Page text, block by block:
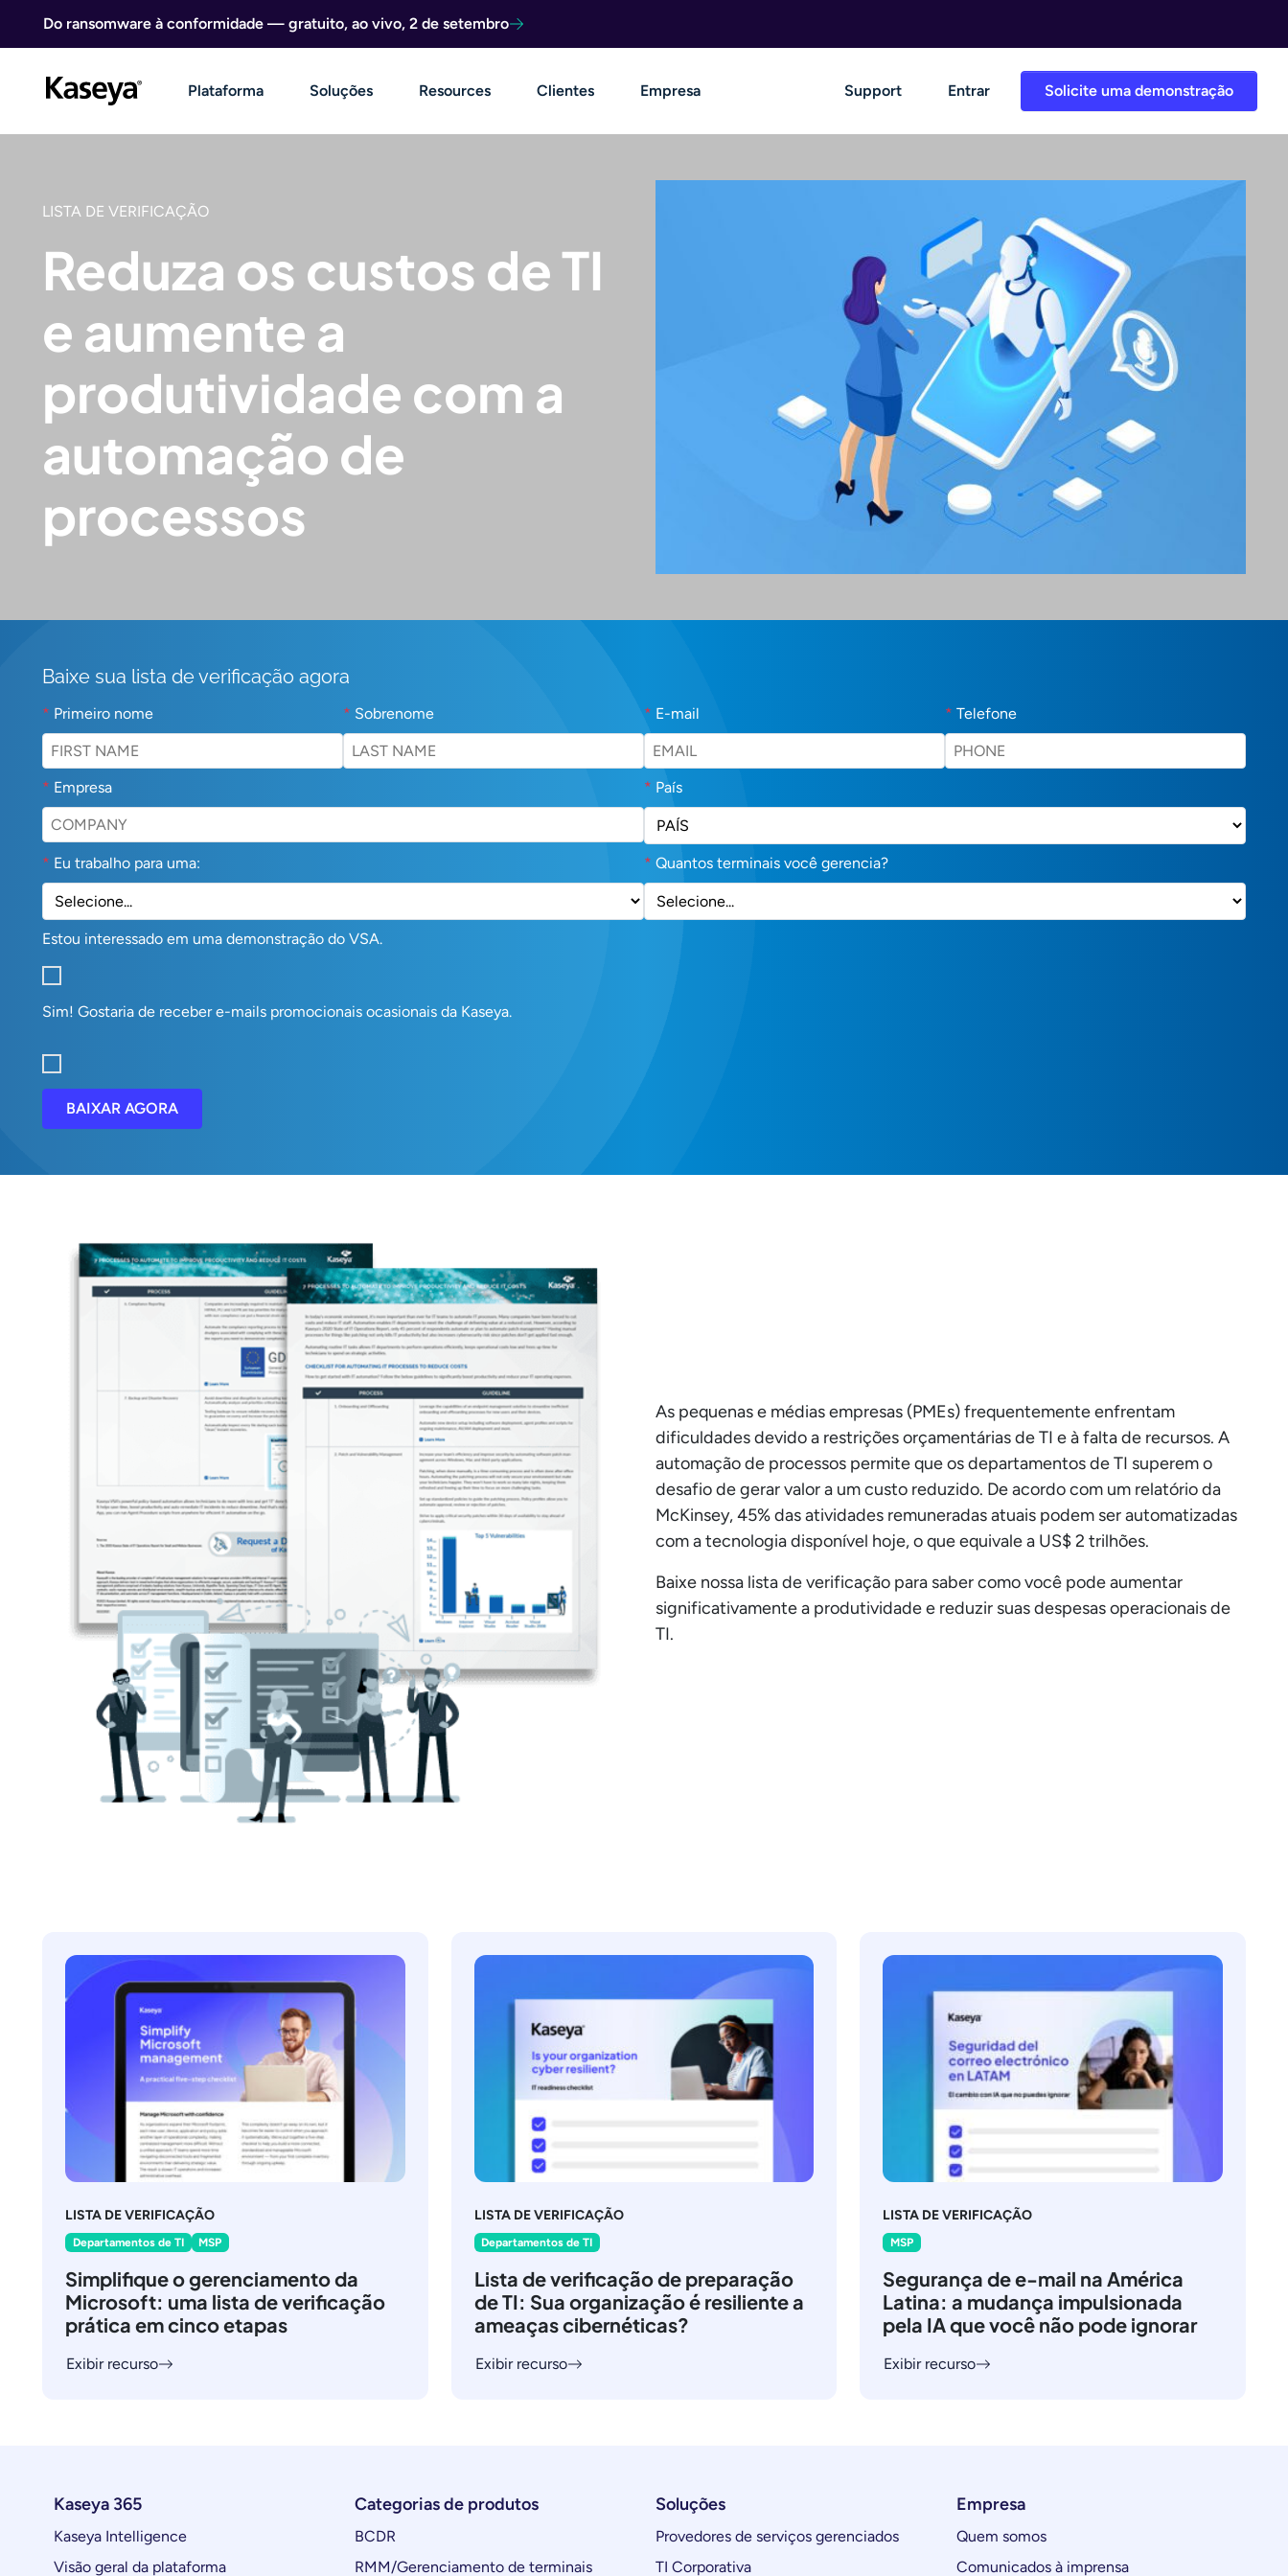
Do ransomware à conformidade — gratuito, ao vivo, 2 de setembro
Solicite uma demonstração
Plataforma Soluções Resources Clientes Empresa Support Entrar
LISTA DE VERIFICAÇÃO
Reduza os custos de TI
e aumente a
produtividade com a
automação de
processos
Baixe sua lista de verificação agora
* Primeiro nome * Sobrenome * E-mail * Telefone
* Empresa * País
* Eu trabalho para uma: * Quantos terminais você gerencia?
Estou interessado em uma demonstração do VSA.
Sim! Gostaria de receber e-mails promocionais ocasionais da Kaseya.
BAIXAR AGORA
As pequenas e médias empresas (PMEs) frequentemente enfrentam
dificuldades devido a restrições orçamentárias de TI e à falta de recursos. A
automação de processos permite que os departamentos de TI superem o
desafio de gerar valor a um custo reduzido. De acordo com um relatório da
McKinsey, 45% das atividades remuneradas atuais podem ser automatizadas
com a tecnologia disponível hoje, o que equivale a US$ 2 trilhões.
Baixe nossa lista de verificação para saber como você pode aumentar
significativamente a produtividade e reduzir suas despesas operacionais de
TI.
LISTA DE VERIFICAÇÃO
Departamentos de TI MSP
Simplifique o gerenciamento da
Microsoft: uma lista de verificação
prática em cinco etapas
Exibir recurso
LISTA DE VERIFICAÇÃO
Departamentos de TI
Lista de verificação de preparação
de TI: Sua organização é resiliente a
ameaças cibernéticas?
Exibir recurso
LISTA DE VERIFICAÇÃO
MSP
Segurança de e-mail na América
Latina: a mudança impulsionada
pela IA que você não pode ignorar
Exibir recurso
Kaseya 365
Kaseya Intelligence
Visão geral da plataforma
Categorias de produtos
BCDR
RMM/Gerenciamento de terminais
Soluções
Provedores de serviços gerenciados
TI Corporativa
Empresa
Quem somos
Comunicados à imprensa